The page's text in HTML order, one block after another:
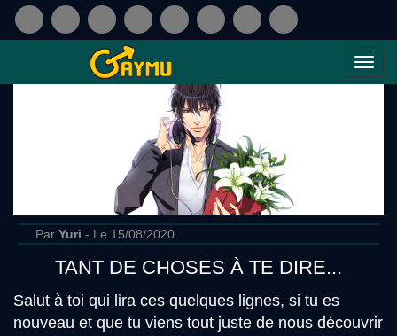
Par Yuri - Le 15/08/2020
TANT DE CHOSES À TE DIRE...
Salut à toi qui lira ces quelques lignes, si tu es
nouveau et que tu viens tout juste de nous découvrir